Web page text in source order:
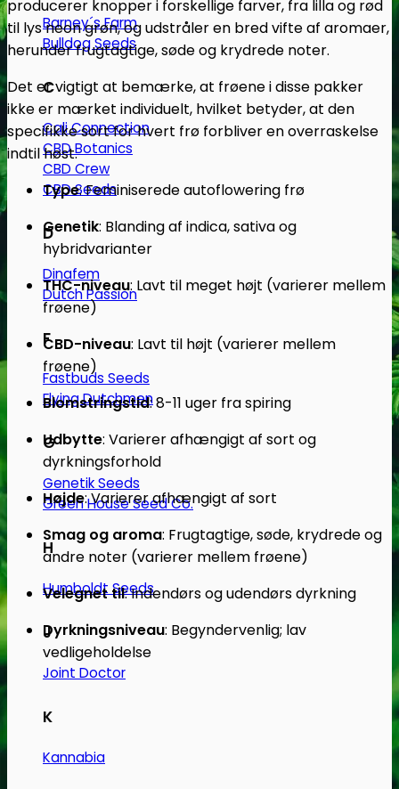
Barney´s Farm
Bulldog Seeds
C
Cali Connection
CBD Botanics
CBD Crew
CBD Seeds
D
Dinafem
Dutch Passion
F
Fastbuds Seeds
Flying Dutchmen
G
Genetik Seeds
Green House Seed Co.
H
Humboldt Seeds
J
Joint Doctor
K
Kannabia
producerer knopper i forskellige farver, fra lilla og rød
til lys neon grøn, og udstråler en bred vifte af aromaer,
herunder frugtagtige, søde og krydrede noter.
Det er vigtigt at bemærke, at frøene i disse pakker
ikke er mærket individuelt, hvilket betyder, at den
specifikke sort for hvert frø forbliver en overraskelse
indtil høst.
Type:Feminiserede autoflowering frø
Genetik: Blanding af indica, sativa og
hybridvarianter
THC-niveau: Lavt til meget højt (varierer mellem
frøene)
CBD-niveau: Lavt til højt (varierer mellem
frøene)
Blomstringstid:8-11 uger fra spiring
Udbytte: Varierer afhængigt af sort og
dyrkningsforhold
Højde:Varierer afhængigt af sort
Smag og aroma: Frugtagtige, søde, krydrede og
andre noter (varierer mellem frøene)
Velegnet til:Indendørs og udendørs dyrkning
Dyrkningsniveau: Begyndervenlig; lav
vedligeholdelse